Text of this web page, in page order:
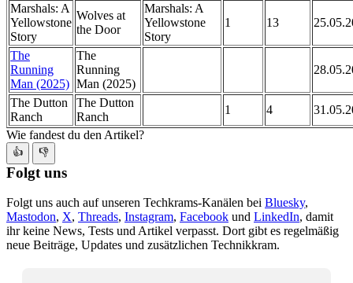
Marshals: A
Yellowstone
Story
Wolves at
the Door
Marshals: A
Yellowstone
Story
1 13
The
Running
Man (2025)
The
Running
Man (2025)
The Dutton
Ranch
The Dutton
Ranch
1 4
Wie fandest du den Artikel?
👍 👎
Folgt uns
Folgt uns auch auf unseren Techkrams-Kanälen bei Bluesky,
Mastodon, X, Threads, Instagram, Facebook und LinkedIn, damit
ihr keine News, Tests und Artikel verpasst. Dort gibt es regelmäßig
neue Beiträge, Updates und zusätzlichen Technikkram.